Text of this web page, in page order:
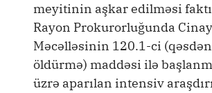
meyitinin aşkar edilməsi
Rayon Prokurorluğunda
Məcəlləsinin 120.1-ci
öldürmə) maddəsi ilə
üzrə aparılan intensiv